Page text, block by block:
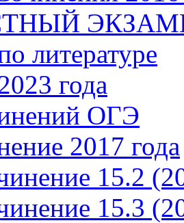
литературе
года
ОГЭ
2017 года
15.2
15.3